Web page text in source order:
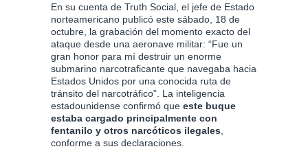
En su cuenta de Truth Social, el jefe de Estado
norteamericano publicó este sábado, 18 de
octubre, la grabación del momento exacto del
ataque desde una aeronave militar: “Fue un
gran honor para mí destruir un enorme
submarino narcotraficante que navegaba hacia
Estados Unidos por una conocida ruta de
tránsito del narcotráfico”. La inteligencia
estadounidense confirmó que este buque
estaba cargado principalmente con
fentanilo y otros narcóticos ilegales
conforme a sus declaraciones.